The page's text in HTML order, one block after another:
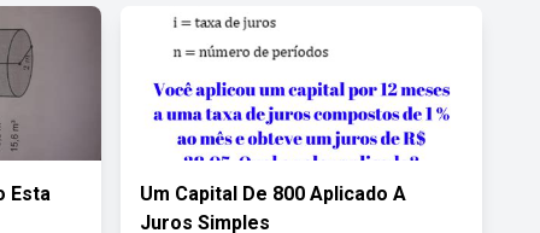
Esta
Um Capital De 800 Aplicado A
Juros Simples